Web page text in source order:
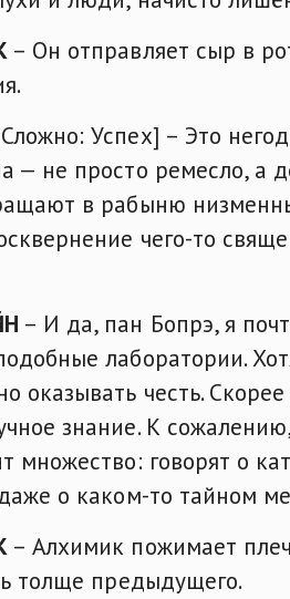
– Он отправляет сыр в
Успех] – Это
— не просто ремесло, а
в рабыню
чего-то
– И да, пан Бопрэ, я
лаборатории.
оказывать честь.
знание. К
множество: говорят о
о каком-то тайном
– Алхимик пожимает
толще предыдущего.